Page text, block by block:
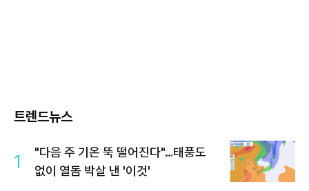
트렌드뉴스
1
"다음 주 기온 뚝 떨어진다"…태풍도
없이 열돔 박살 낸 '이것'